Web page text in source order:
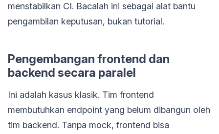
menstabilkan CI. Bacalah ini sebagai alat bantu
pengambilan keputusan, bukan tutorial.
Pengembangan frontend dan
backend secara paralel
Ini adalah kasus klasik. Tim frontend
membutuhkan endpoint yang belum dibangun oleh
tim backend. Tanpa mock, frontend bisa